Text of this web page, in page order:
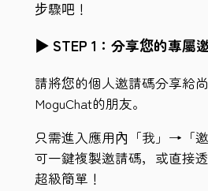
步驟吧！
▶ STEP 1：分享您的專屬
請將您的個人邀請碼分享給
MoguChat的朋友。
只需進入應用內「我」→「
可一鍵複製邀請碼，或直接
超級簡單！